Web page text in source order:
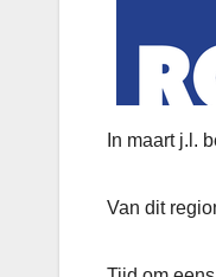
In maart j.l.
Van dit